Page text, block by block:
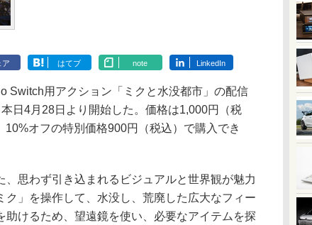
ア はてブ note LinkedIn
用アクション「ミクと水没都市」の配信
日4月28日より開始した。価格は1,000円（税
オフの特別価格900円（税込）で購入でき
思わず引き込まれるビジュアルと世界観が魅力
ク」を操作して、水没し、荒廃した広大なフィー
助けるため、望遠鏡を使い、必要なアイテムを探